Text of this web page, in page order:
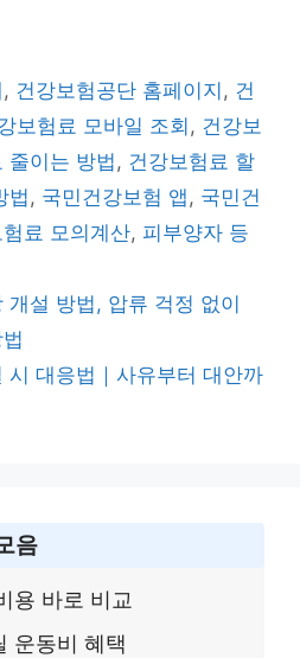
er e
, 건강보험공단 홈페이지 , 건
보험료 모바일 조회 , 건강보
줄이는 방법, 건강보험료 할
법, 국민건강보험 앱, 국민건
험료 모의계산, 피부양자 등
개설 방법, 압류 걱정 없이
시 대응법｜사유부터 대안까
음
용 바로 비교
운동비 혜택